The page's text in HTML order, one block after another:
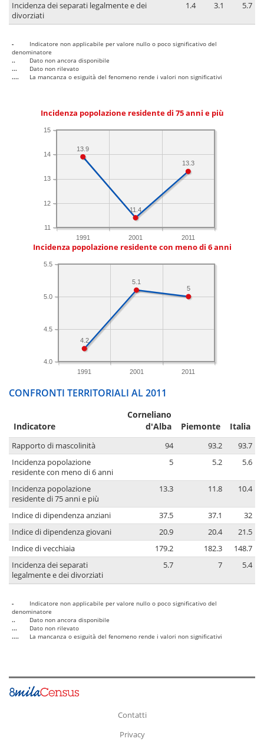
Incidenza dei separati legalmente e dei
divorziati
1.4 3.1 5.7
-
Indicatore non applicabile per valore nullo o poco significativo del
denominatore
..
Dato non ancora disponibile
...
Dato non rilevato
....
La mancanza o esiguità del fenomeno rende i valori non significativi
Incidenza popolazione residente di 75 anni e più
1991 2001 2011
11
12
13
14
15
13.3
11.4
13.9
Incidenza popolazione residente con meno di 6 anni
1991 2001 2011
4.0
4.5
5.0
5.5
5
5.1
4.2
CONFRONTI TERRITORIALI AL 2011
Indicatore
Corneliano
d'Alba
Piemonte Italia
Rapporto di mascolinità 94 93.2
93.7
Incidenza popolazione
residente con meno di 6 anni
5 5.2 5.6
Incidenza popolazione
residente di 75 anni e più
13.3 11.8 10.4
Indice di dipendenza anziani 37.5 37.1
32
Indice di dipendenza giovani
20.9 20.4
21.5
Indice di vecchiaia
179.2 182.3
148.7
Incidenza dei separati
legalmente e dei divorziati
5.7 7 5.4
-
Indicatore non applicabile per valore nullo o poco significativo del
denominatore
..
Dato non ancora disponibile
...
Dato non rilevato
....
La mancanza o esiguità del fenomeno rende i valori non significativi
Contatti
Privacy